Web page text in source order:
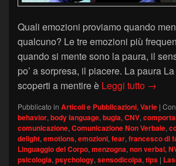
Quali emozioni proviamo quando
qualcuno? Le tre emozioni più
quando si mente sono la paura, il
po’ a sorpresa, il piacere. La paura
scoperti a mentire è Leggi tutto →
Pubblicato in Articoli e Pubblicazioni, Varie |
behavior, body language, bugia, CNV,
comunicazione, Comunicazione Non Verbale,
delight, emotions, emozioni, fear, francesco di
Linguaggio del Corpo, menzogna, non verbal,
psicologia, psychology, sensodicolpa, tips |